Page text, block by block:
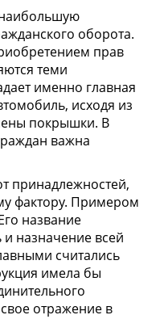
оборота.
прав
теми
именно главная
исходя из
покрышки. В
важна
принадлежностей,
фактору. Примером
название
назначение всей
считались
имела бы
отражение в